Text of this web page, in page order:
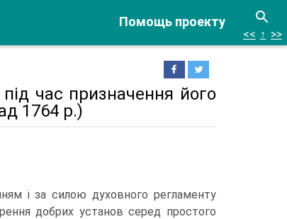
Помощь проекту
<< ↑ >>
час призначення його
1764 р.)
і за силою духовного регламенту
добрих установ серед простого